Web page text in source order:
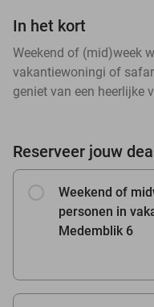
In het kort
Weekend of (mid)week
vakantiewoningi of
geniet van een heerlijke
Reserveer jouw
Weekend of
personen in
Medemblik 6